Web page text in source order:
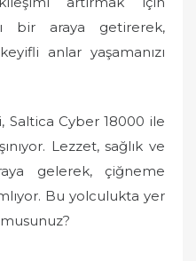
bir araya getirerek,
anlar yaşamanızı
Cyber 18000 ile
Lezzet, sağlık ve
gelerek, çiğneme
Bu yolculukta yer
musunuz?